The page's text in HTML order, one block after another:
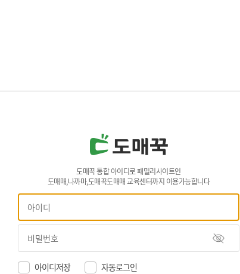
도매꾹 통합 아이디로 패밀리사이트인
도매매,나까마,도매꾹도매매 교육센터까지 이용가능합니다
아이디저장 자동로그인